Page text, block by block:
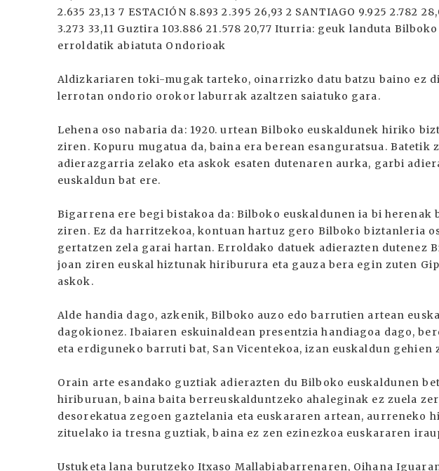
2.635 23,13 7 ESTACIÓN 8.893 2.395 26,93 2 SANTIAGO 9.925 2.782
3.273 33,11 Guztira 103.886 21.578 20,77 Iturria: geuk landuta
erroldatik abiatuta Ondorioak
Aldizkariaren toki-mugak tarteko, oinarrizko datu batzu baino ez
lerrotan ondorio orokor laburrak azaltzen saiatuko gara.
Lehena oso nabaria da: 1920. urtean Bilboko euskaldunek hiriko
ziren. Kopuru mugatua da, baina era berean esanguratsua. Batetik
adierazgarria zelako eta askok esaten dutenaren aurka, garbi
euskaldun bat ere.
Bigarrena ere begi bistakoa da: Bilboko euskaldunen ia bi herenak
ziren. Ez da harritzekoa, kontuan hartuz gero Bilboko biztanleria
gertatzen zela garai hartan. Erroldako datuek adierazten dutenez
joan ziren euskal hiztunak hiriburura eta gauza bera egin zuten
askok.
Alde handia dago, azkenik, Bilboko auzo edo barrutien artean
dagokionez. Ibaiaren eskuinaldean presentzia handiagoa dago,
eta erdiguneko barruti bat, San Vicentekoa, izan euskaldun gehien
Orain arte esandako guztiak adierazten du Bilboko euskaldunen
hiriburuan, baina baita berreuskalduntzeko ahaleginak ez zuela
desorekatua zegoen gaztelania eta euskararen artean, aurreneko
zituelako ia tresna guztiak, baina ez zen ezinezkoa euskararen
Ustuketa lana burutzeko Itxaso Mallabiabarrenaren, Oihana